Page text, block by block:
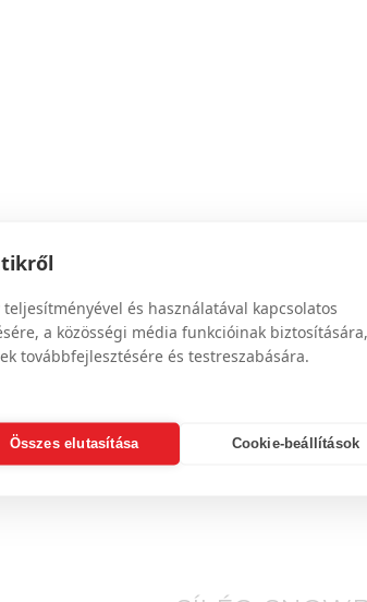
és használatával kapcsolatos
a közösségi média funkcióinak biztosítására,
továbbfejlesztésére és testreszabására.
Összes elutasítása Cookie-beállítások